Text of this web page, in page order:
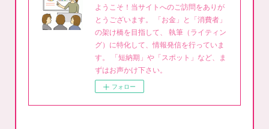
ようこそ！当サイトへのご訪問をありが
とうございます。 「お金」と「消費者」
の架け橋を目指して、 執筆（ライティン
グ）に特化して、情報発信を行っていま
す。 「短納期」や「スポット」など、ま
ずはお声かけ下さい。
フォロー